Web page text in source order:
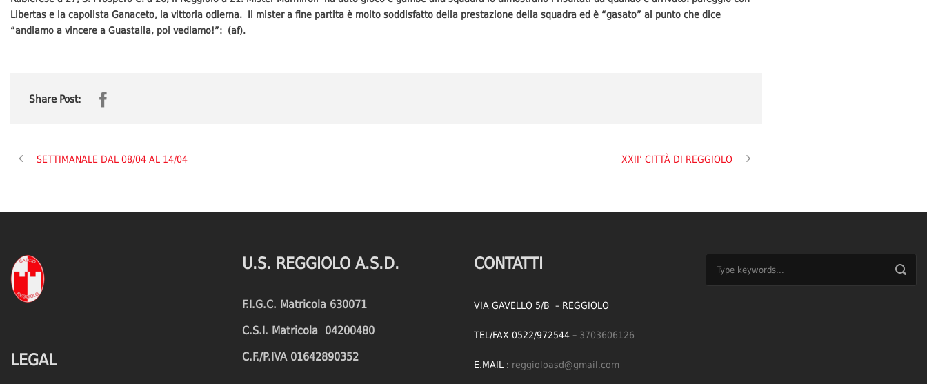
Libertas e la capolista Ganaceto, la vittoria odierna. Il mister a fine partita è molto soddisfatto della prestazione della squadra ed è “gasato” al punto che dice
“andiamo a vincere a Guastalla, poi vediamo!”: (af).
Share Post:
SETTIMANALE DAL 08/04 AL 14/04 XXII’ CITTÀ DI REGGIOLO
LEGAL
U.S. REGGIOLO A.S.D.
F.I.G.C. Matricola 630071
C.S.I. Matricola 04200480
C.F./P.IVA 01642890352
CONTATTI
VIA GAVELLO 5/B – REGGIOLO
TEL/FAX 0522/972544 – 3703606126
E.MAIL : reggioloasd@gmail.com